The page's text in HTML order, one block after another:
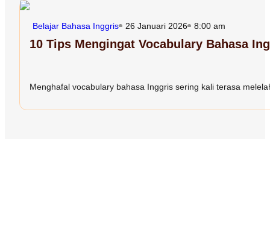
Belajar Bahasa Inggris 26 Januari 2026 8:00 am
10 Tips Mengingat Vocabulary Bahasa
Menghafal vocabulary bahasa Inggris sering kali terasa